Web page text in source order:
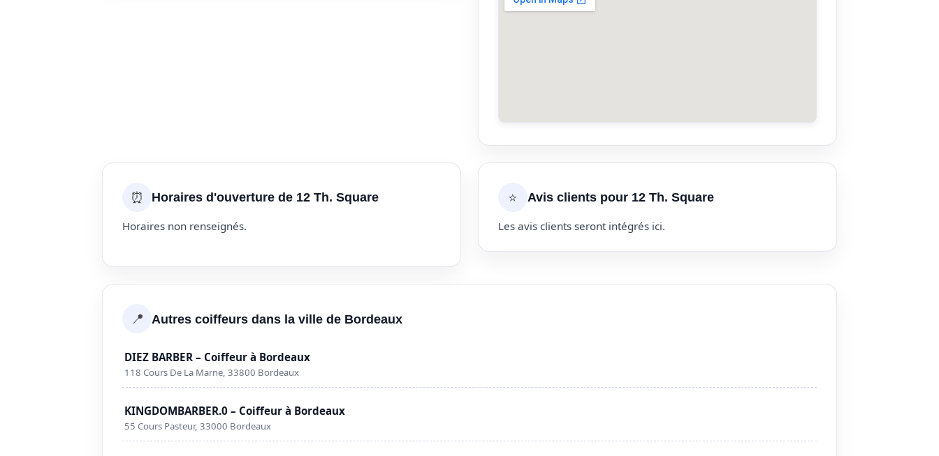
⏰ Horaires d'ouverture de 12 Th. Square
Horaires non renseignés.
⭐ Avis clients pour 12 Th. Square
Les avis clients seront intégrés ici.
📍 Autres coiffeurs dans la ville de Bordeaux
DIEZ BARBER – Coiffeur à Bordeaux
118 Cours De La Marne, 33800 Bordeaux
KINGDOMBARBER.0 – Coiffeur à Bordeaux
55 Cours Pasteur, 33000 Bordeaux